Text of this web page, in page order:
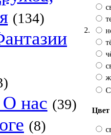
(134)
нас (39)
(8)
2.
Цвет